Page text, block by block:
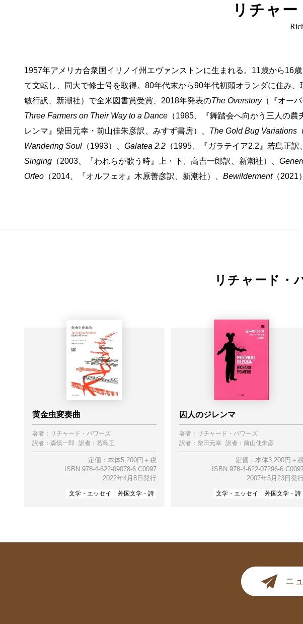
リチャ
1957年アメリカ合衆国イリノイ州エヴァンストンに生まれる。11歳から16
て文転し、同大で修士号を取得。80年代末から90年代初頭オランダに住み
敏行訳、新潮社）で全米図書賞受賞、2018年発表のThe Overstory（『オー
Three Farmers on Their Way to a Dance （1985、『舞踏会へ向かう三人の
レンマ』柴田元幸・前山佳朱彦訳、みすず書房）、 The Gold Bug Variations
Wandering Soul （1993）、 Galatea 2.2 （1995、『ガラテイア2.2』若島正訳
Singing （2003、『われらが歌う時』上・下、高吉一郎訳、新潮社）、
Orfeo （2014、 『オルフェオ』木原善彦訳、新潮社）、 Bewilderment（2021
リチャード・
黄金虫変奏曲
著者： リチャード・パワーズ
訳者：森慎一郎 訳者： 若島正
定価：本体5,200円＋税
ISBN 978-4-622-09078-6 C0097
2022年4月8日発行
文学・エッセイ 外国文学・詩
囚人のジレンマ
著者： リチャード・パワーズ
訳者： 柴田元幸 訳者： 前山佳朱彦
定価：本体3,200円＋税
ISBN 978-4-622-07296-6
2007年5月23日発
文学・エッセイ 外国文学・詩
ニ